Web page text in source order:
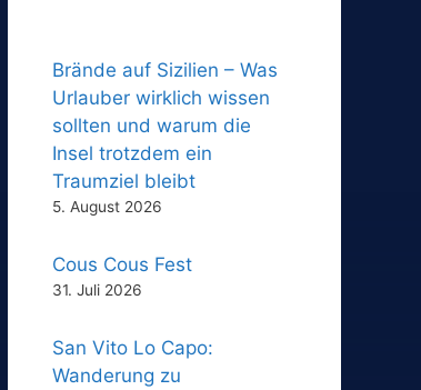
Brände auf Sizilien – Was
Urlauber wirklich wissen
sollten und warum die
Insel trotzdem ein
Traumziel bleibt
5. August 2026
Cous Cous Fest
31. Juli 2026
San Vito Lo Capo:
Wanderung zu